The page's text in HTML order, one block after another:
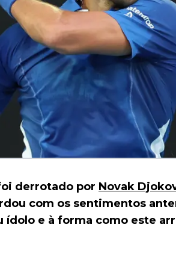
derrotado por Novak
com os sentimentos
ídolo e à forma como este